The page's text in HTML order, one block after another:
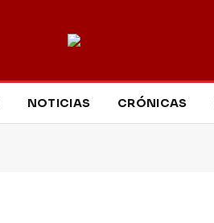
NOTICIAS CRÓNICAS